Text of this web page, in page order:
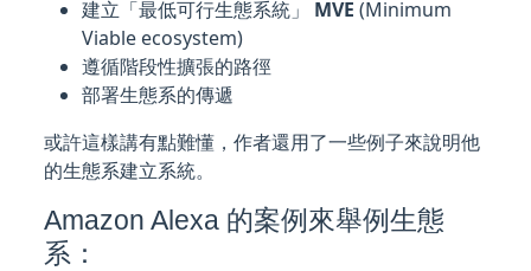
建立「最低可行生態系統」 MVE (Minimum
Viable ecosystem)
遵循階段性擴張的路徑
部署生態系的傳遞
或許這樣講有點難懂，作者還用了一些例子來說明他
的生態系建立系統。
Amazon Alexa 的案例來舉例生態
系：